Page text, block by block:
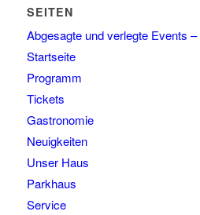
SEITEN
Abgesagte und verlegte Events
Startseite
Programm
Tickets
Gastronomie
Neuigkeiten
Unser Haus
Parkhaus
Service